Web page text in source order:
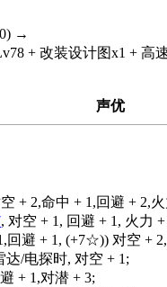
→
+ 改装设计图x1 + 高
声优
+ 2,命中 + 1,回避 + 2,
, 对空 + 1, 回避 + 1, 火力 +
回避 + 1, (+7☆)) 对空 +
达/电探时, 对空 + 1;
+ 1,对潜 + 3;